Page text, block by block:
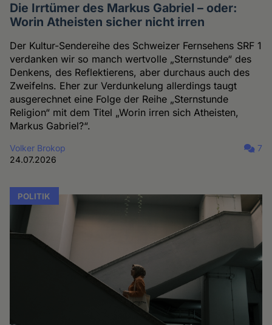
Die Irrtümer des Markus Gabriel – oder:
Worin Atheisten sicher nicht irren
Der Kultur-Sendereihe des Schweizer Fernsehens SRF 1
verdanken wir so manch wertvolle „Sternstunde“ des
Denkens, des Reflektierens, aber durchaus auch des
Zweifelns. Eher zur Verdunkelung allerdings taugt
ausgerechnet eine Folge der Reihe „Sternstunde
Religion“ mit dem Titel „Worin irren sich Atheisten,
Markus Gabriel?“.
Volker Brokop
24.07.2026
7
POLITIK